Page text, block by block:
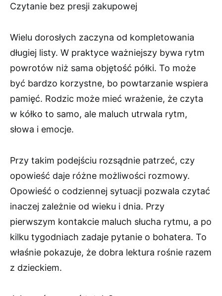
Czytanie bez presji zakupowej
Wielu dorosłych zaczyna od kompletowania
długiej listy. W praktyce ważniejszy bywa rytm
powrotów niż sama objętość półki. To może
być bardzo korzystne, bo powtarzanie wspiera
pamięć. Rodzic może mieć wrażenie, że czyta
w kółko to samo, ale maluch utrwala rytm,
słowa i emocje.
Przy takim podejściu rozsądnie patrzeć, czy
opowieść daje różne możliwości rozmowy.
Opowieść o codziennej sytuacji pozwala czytać
inaczej zależnie od wieku i dnia. Przy
pierwszym kontakcie maluch słucha rytmu, a po
kilku tygodniach zadaje pytanie o bohatera. To
właśnie pokazuje, że dobra lektura rośnie razem
z dzieckiem.